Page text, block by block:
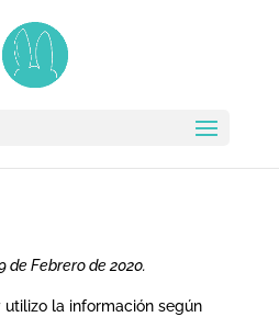
de Febrero de 2020.
la información según